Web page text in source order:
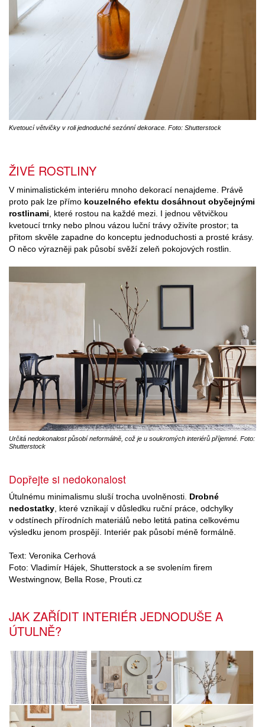
Kvetoucí větvičky v roli jednoduché sezónní dekorace. Foto: Shutterstock
ŽIVÉ ROSTLINY
V minimalistickém interiéru mnoho dekorací nenajdeme. Právě
proto pak lze přímo kouzelného efektu dosáhnout obyčejnými
rostlinami , které rostou na každé mezi. I jednou větvičkou
kvetoucí trnky nebo plnou vázou luční trávy oživíte prostor; ta
přitom skvěle zapadne do konceptu jednoduchosti a prosté krásy.
O něco výrazněji pak působí svěží zeleň pokojových rostlin.
Určitá nedokonalost působí neformálně, což je u soukromých interiérů příjemné. Foto:
Shutterstock
Dopřejte si nedokonalost
Útulnému minimalismu sluší trocha uvolněnosti. Drobné
nedostatky, které vznikají v důsledku ruční práce, odchylky
v odstínech přírodních materiálů nebo letitá patina celkovému
výsledku jenom prospějí. Interiér pak působí méně formálně.
Text: Veronika Cerhová
Foto: Vladimír Hájek, Shutterstock a se svolením firem
Westwingnow, Bella Rose, Prouti.cz
JAK ZAŘÍDIT INTERIÉR JEDNODUŠE A
ÚTULNĚ?